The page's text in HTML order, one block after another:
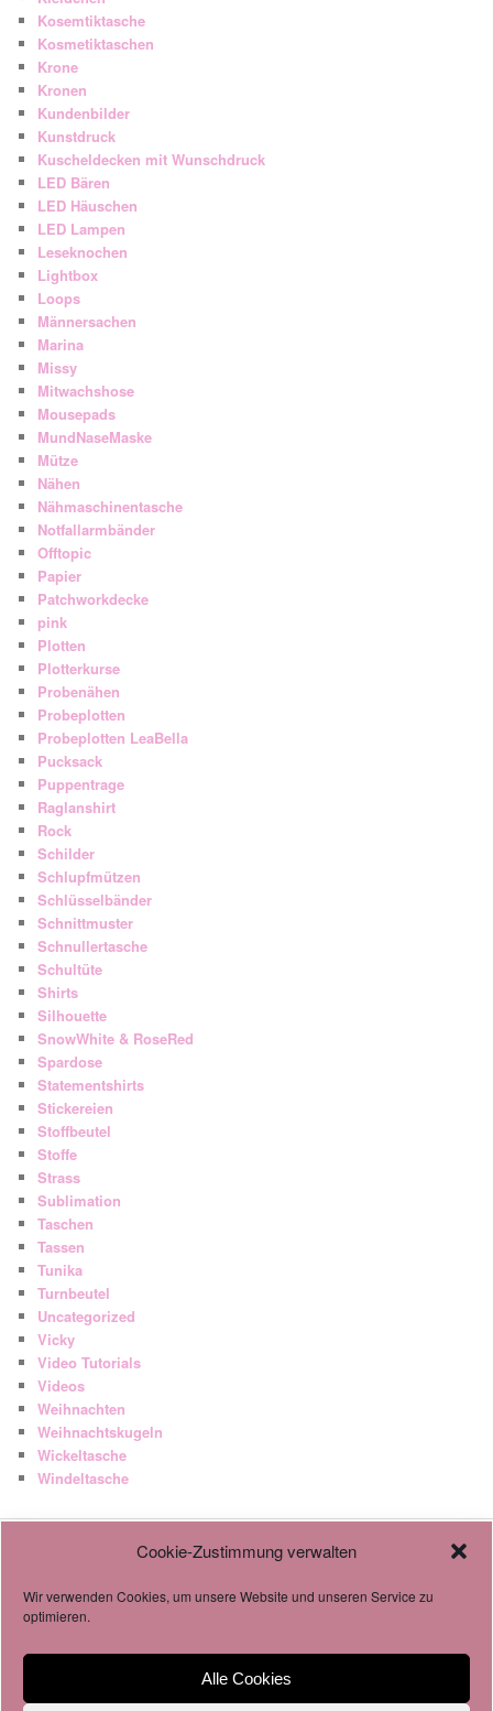
Cookie-Zustimmung verwalten
Wir verwenden Cookies, um unsere Website und unseren Service zu
optimieren.
Alle Cookies
Kosemtiktasche
Kosmetiktaschen
Krone
Kronen
Kundenbilder
Kunstdruck
Kuscheldecken mit Wunschdruck
LED Bären
LED Häuschen
LED Lampen
Leseknochen
Lightbox
Loops
Männersachen
Marina
Missy
Mitwachshose
Mousepads
MundNaseMaske
Mütze
Nähen
Nähmaschinentasche
Notfallarmbänder
Offtopic
Papier
Patchworkdecke
pink
Plotten
Plotterkurse
Probenähen
Probeplotten
Probeplotten LeaBella
Pucksack
Puppentrage
Raglanshirt
Rock
Schilder
Schlupfmützen
Schlüsselbänder
Schnittmuster
Schnullertasche
Schultüte
Shirts
Silhouette
SnowWhite & RoseRed
Spardose
Statementshirts
Stickereien
Stoffbeutel
Stoffe
Strass
Sublimation
Taschen
Tassen
Tunika
Turnbeutel
Uncategorized
Vicky
Video Tutorials
Videos
Weihnachten
Weihnachtskugeln
Wickeltasche
Windeltasche
Cookie-Richtlinie